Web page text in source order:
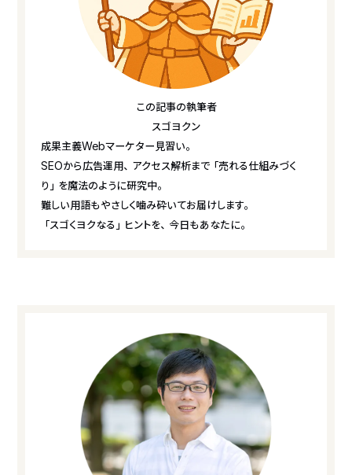
この記事の執筆者
スゴヨクン
成果主義Webマーケター見習い。
SEOから広告運用、アクセス解析まで「売れる仕組みづく
り」を魔法のように研究中。
難しい用語もやさしく噛み砕いてお届けします。
「スゴくヨクなる」ヒントを、今日もあなたに。